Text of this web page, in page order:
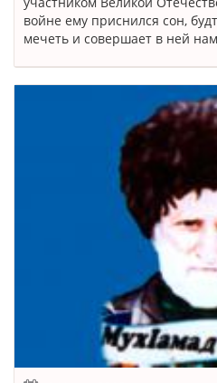
войне ему приснился сон,
мечеть и совершает в ней